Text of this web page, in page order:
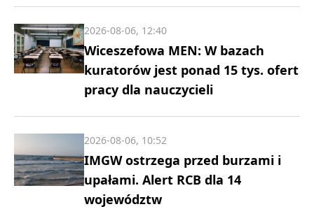
Wiceszefowa MEN: W bazach
kuratorów jest ponad 15 tys. ofert
pracy dla nauczycieli
2026-08-06, 12:40
IMGW ostrzega przed burzami i
upałami. Alert RCB dla 14
województw
2026-08-06, 10:52